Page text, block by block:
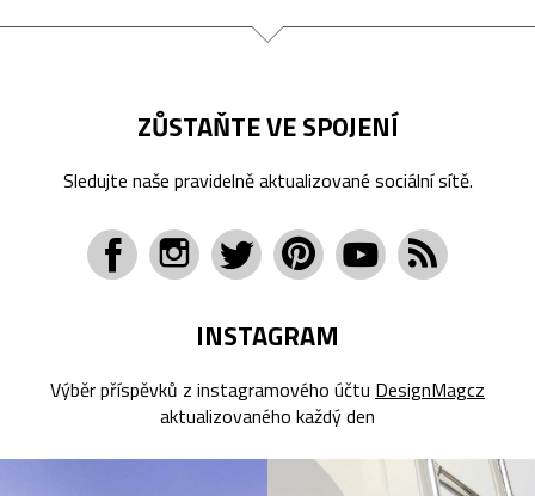
ZŮSTAŇTE VE SPOJENÍ
Sledujte naše pravidelně aktualizované sociální sítě.
INSTAGRAM
Výběr příspěvků z instagramového účtu DesignMagcz
aktualizovaného každý den